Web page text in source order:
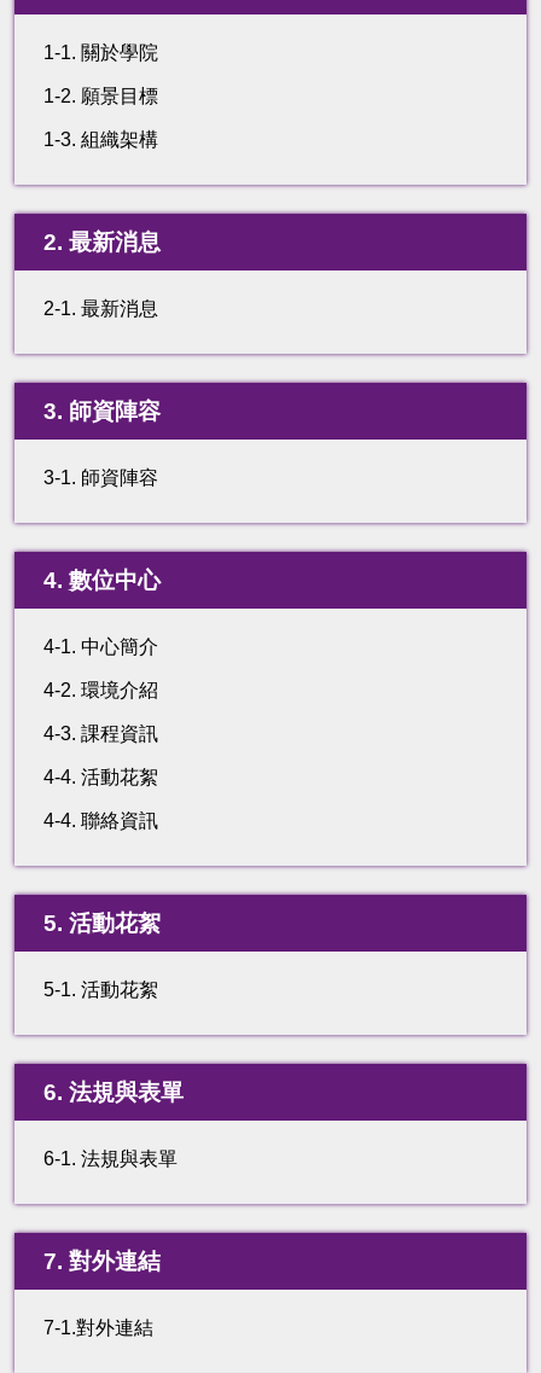
1-1. 關於學院
1-2. 願景目標
1-3. 組織架構
2. 最新消息
2-1. 最新消息
3. 師資陣容
3-1. 師資陣容
4. 數位中心
4-1. 中心簡介
4-2. 環境介紹
4-3. 課程資訊
4-4. 活動花絮
4-4. 聯絡資訊
5. 活動花絮
5-1. 活動花絮
6. 法規與表單
6-1. 法規與表單
7. 對外連結
7-1.對外連結